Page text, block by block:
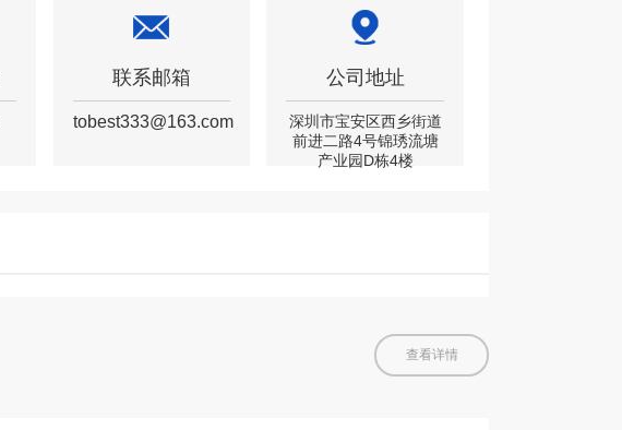
联系邮箱
tobest333@163.com
公司地址
深圳市宝安区西乡街道
前进二路4号锦琇流塘
产业园D栋4楼
查看详情